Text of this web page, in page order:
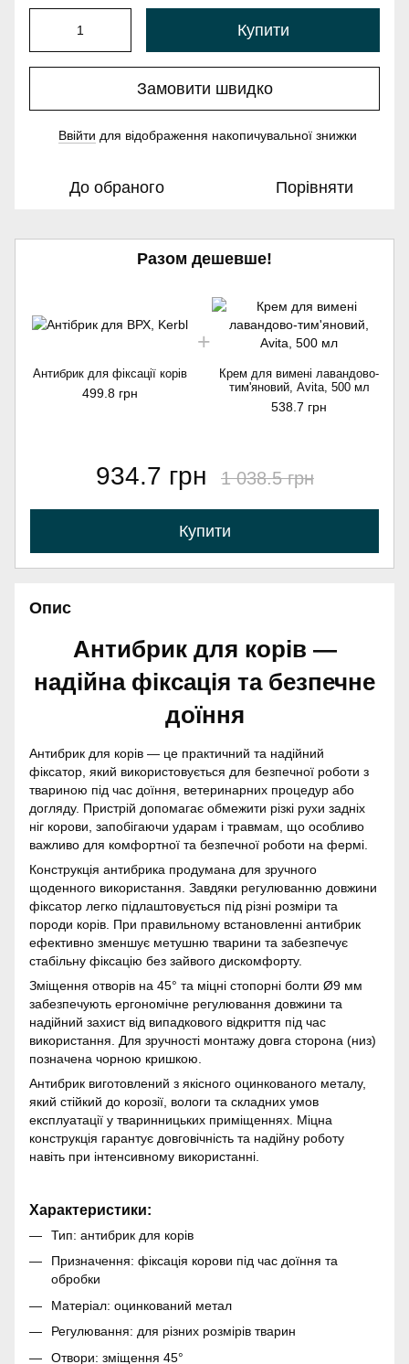
Купити
Замовити швидко
Ввійти для відображення накопичувальної знижки
До обраного Порівняти
Разом дешевше!
Антибрик для фіксації корів
499.8 грн
Крем для вимені лавандово-
тим'яновий, Avita, 500 мл
538.7 грн
934.7 грн 1 038.5 грн
Купити
Опис
Антибрик для корів —
надійна фіксація та безпечне
доїння
Антибрик для корів — це практичний та надійний
фіксатор, який використовується для безпечної роботи з
твариною під час доїння, ветеринарних процедур або
догляду. Пристрій допомагає обмежити різкі рухи задніх
ніг корови, запобігаючи ударам і травмам, що особливо
важливо для комфортної та безпечної роботи на фермі.
Конструкція антибрика продумана для зручного
щоденного використання. Завдяки регулюванню довжини
фіксатор легко підлаштовується під різні розміри та
породи корів. При правильному встановленні антибрик
ефективно зменшує метушню тварини та забезпечує
стабільну фіксацію без зайвого дискомфорту.
Зміщення отворів на 45° та міцні стопорні болти Ø9 мм
забезпечують ергономічне регулювання довжини та
надійний захист від випадкового відкриття під час
використання. Для зручності монтажу довга сторона (низ)
позначена чорною кришкою.
Антибрик виготовлений з якісного оцинкованого металу,
який стійкий до корозії, вологи та складних умов
експлуатації у тваринницьких приміщеннях. Міцна
конструкція гарантує довговічність та надійну роботу
навіть при інтенсивному використанні.
Характеристики:
Тип: антибрик для корів
Призначення: фіксація корови під час доїння та
обробки
Матеріал: оцинкований метал
Регулювання: для різних розмірів тварин
Отвори: зміщення 45°